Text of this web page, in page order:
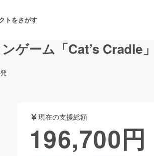
トをさがす
パフォーマンス
ファッション
ゲーム「Cat’s Cradle」
現在の支援総額
196,700円